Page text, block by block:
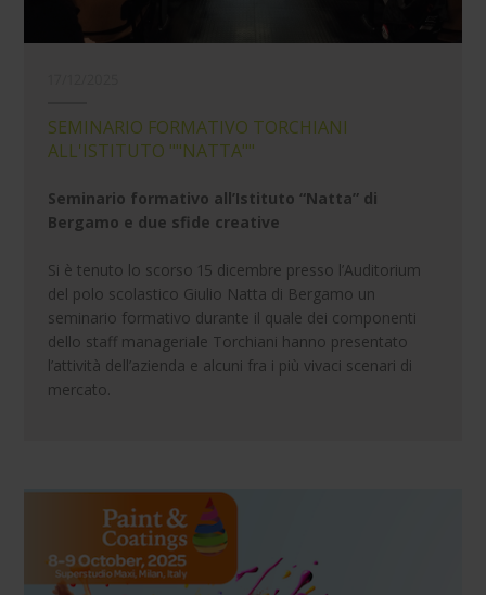
SEMINARIO FORMATIVO TORCHIANI
ALL'ISTITUTO ""NATTA""
Seminario formativo all’Istituto “Natta” di
Bergamo e due sfide creative
Si è tenuto lo scorso 15 dicembre presso l’Auditorium
del polo scolastico Giulio Natta di Bergamo un
seminario formativo durante il quale dei componenti
dello staff manageriale Torchiani hanno presentato
l’attività dell’azienda e alcuni fra i più vivaci scenari di
mercato.